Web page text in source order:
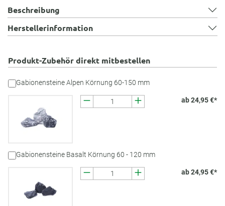
Beschreibung
Herstellerinformation
Produkt-Zubehör direkt mitbestellen
Gabionensteine Alpen Körnung 60-150 mm
ab 24,95 €*
Gabionensteine Basalt Körnung 60 - 120 mm
ab 24,95 €*